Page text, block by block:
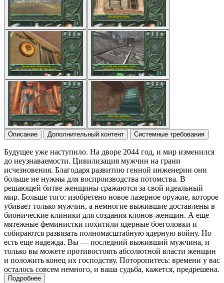
Описание Дополнительный контент Системные требования
Будущее уже наступило. На дворе 2044 год, и мир изменился
до неузнаваемости. Цивилизация мужчин на грани
исчезновения. Благодаря развитию генной инженерии они
больше не нужны для воспроизводства потомства. В
решающей битве женщины сражаются за свой идеальный
мир. Больше того: изобретено новое лазерное оружие, которое
убивает только мужчин, а немногие выжившие доставлены в
бионические клиники для создания клонов-женщин. А еще
мятежные феминистки похитили ядерные боеголовки и
собираются развязать полномасштабную ядерную войну. Но
есть еще надежда. Вы — последний выживший мужчина, и
только вы можете противостоять абсолютной власти женщин
и положить конец их господству. Поторопитесь: времени у вас
осталось совсем немного, и ваша судьба, кажется, предрешена.
Или нет?
Подробнее